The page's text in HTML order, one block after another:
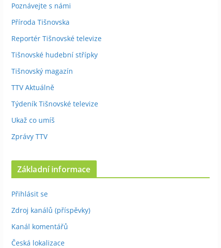
Poznávejte s námi
Příroda Tišnovska
Reportér Tišnovské televize
Tišnovské hudební střípky
Tišnovský magazín
TTV Aktuálně
Týdeník Tišnovské televize
Ukaž co umíš
Zprávy TTV
Základní informace
Přihlásit se
Zdroj kanálů (příspěvky)
Kanál komentářů
Česká lokalizace